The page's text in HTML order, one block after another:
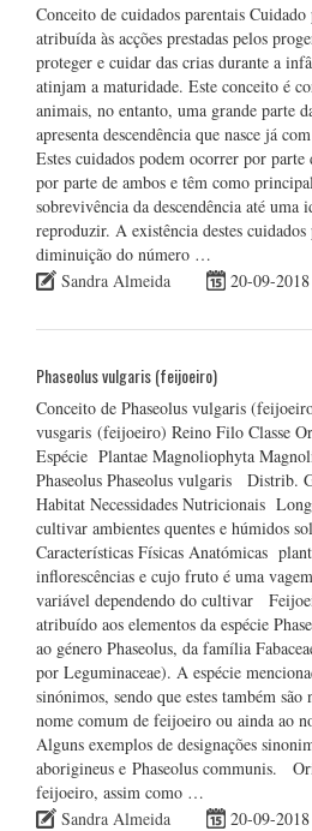
Conceito de cuidados parentais Cuidado
atribuída às acções prestadas pelos
proteger e cuidar das crias durante a
atinjam a maturidade. Este conceito é
animais, no entanto, uma grande parte
apresenta descendência que nasce já
Estes cuidados podem ocorrer por
por parte de ambos e têm como
sobrevivência da descendência até uma
reproduzir. A existência destes
diminuição do número …
Sandra Almeida
20-09-2018
Phaseolus vulgaris (feijoeiro)
Conceito de Phaseolus vulgaris
vusgaris (feijoeiro) Reino Filo Classe
Espécie Plantae Magnoliophyta
Phaseolus Phaseolus vulgaris Distrib.
Habitat Necessidades Nutricionais
cultivar ambientes quentes e húmidos
Características Físicas Anatómicas
inflorescências e cujo fruto é uma
variável dependendo do cultivar
atribuído aos elementos da espécie
ao género Phaseolus, da família
por Leguminaceae). A espécie
sinónimos, sendo que estes também são
nome comum de feijoeiro ou ainda ao
Alguns exemplos de designações
aborigineus e Phaseolus communis.
feijoeiro, assim como …
Sandra Almeida
20-09-2018